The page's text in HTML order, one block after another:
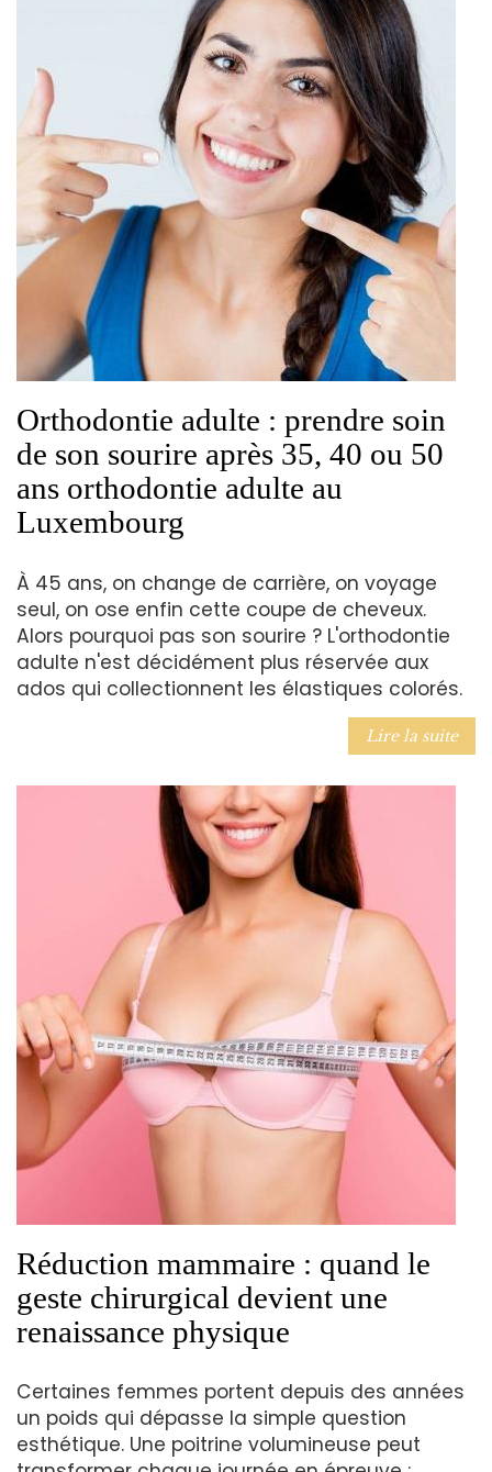
Orthodontie adulte : prendre soin
de son sourire après 35, 40 ou 50
ans orthodontie adulte au
Luxembourg
À 45 ans, on change de carrière, on voyage
seul, on ose enfin cette coupe de cheveux.
Alors pourquoi pas son sourire ? L'orthodontie
adulte n'est décidément plus réservée aux
ados qui collectionnent les élastiques colorés.
Lire la suite
Réduction mammaire : quand le
geste chirurgical devient une
renaissance physique
Certaines femmes portent depuis des années
un poids qui dépasse la simple question
esthétique. Une poitrine volumineuse peut